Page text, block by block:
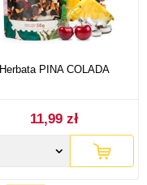
Herbata PINA COLADA
11,99 zł